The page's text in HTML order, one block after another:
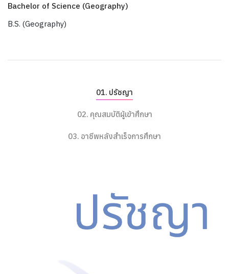
Bachelor of Science (Geography)
B.S. (Geography)
ปรัชญา
คุณสมบัติผู้เข้าศึกษา
อาชีพหลังสำเร็จการศึกษา